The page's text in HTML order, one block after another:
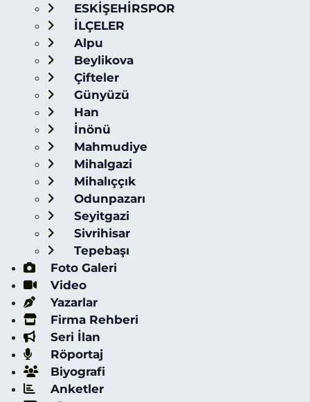
ESKİŞEHİRSPOR
İLÇELER
Alpu
Beylikova
Çifteler
Günyüzü
Han
İnönü
Mahmudiye
Mihalgazi
Mihalıççık
Odunpazarı
Seyitgazi
Sivrihisar
Tepebaşı
Foto Galeri
Video
Yazarlar
Firma Rehberi
Seri İlan
Röportaj
Biyografi
Anketler